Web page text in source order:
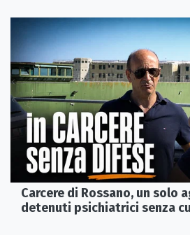
Carcere di Rossano, un solo
detenuti psichiatrici senza